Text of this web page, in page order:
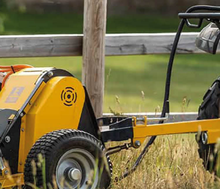
GLIDSKENA VÄNSTER
Passar till slaghack XKH145/XKH185
1 030 kr
Inkl. moms
Ej i lager. För leveransdatum, kontakta en säljare på
0511-242 50.
- +